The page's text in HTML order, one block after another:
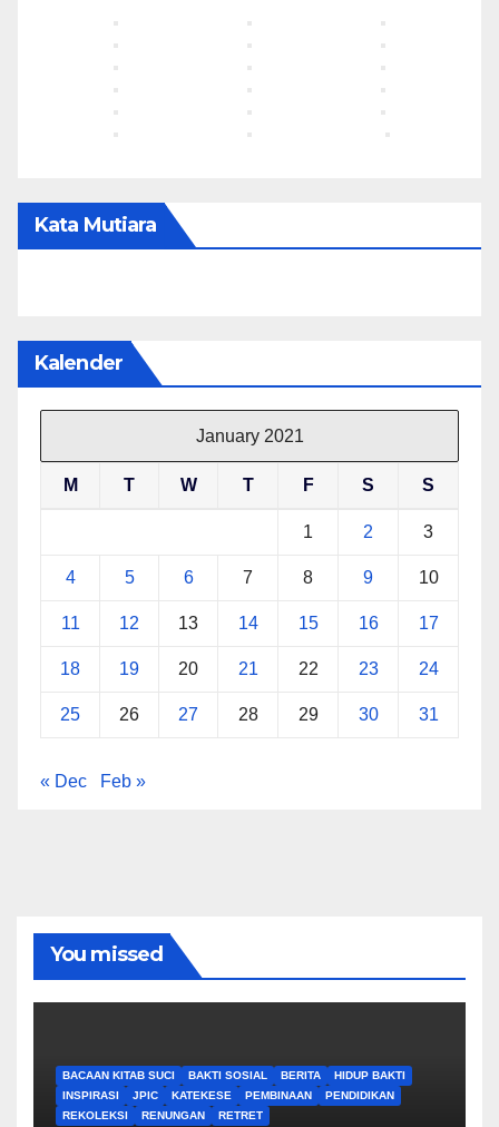
Kata Mutiara
Kalender
January 2021
M T W T F S S
1 2 3
4 5 6 7 8 9 10
11 12 13 14 15 16 17
18 19 20 21 22 23 24
25 26 27 28 29 30 31
« Dec Feb »
You missed
BACAAN KITAB SUCI BAKTI SOSIAL BERITA
HIDUP BAKTI
INSPIRASI
JPIC KATEKESE PEMBINAAN
PENDIDIKAN
REKOLEKSI
RENUNGAN RETRET